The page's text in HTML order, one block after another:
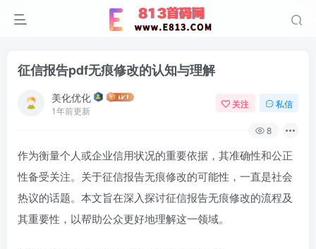
征信报告pdf无痕修改的认知与理解
美化优化
1年前更新
关注 私信
8
作为衡量个人或企业信用状况的重要依据，其准确性和公正
性备受关注。关于征信报告无痕修改的可能性，一直是社会
热议的话题。本文旨在深入探讨征信报告无痕修改的流程及
其重要性，以帮助公众更好地理解这一领域。